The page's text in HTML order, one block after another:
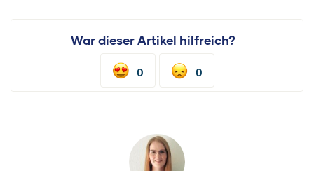
War dieser Artikel hilfreich?
0 0